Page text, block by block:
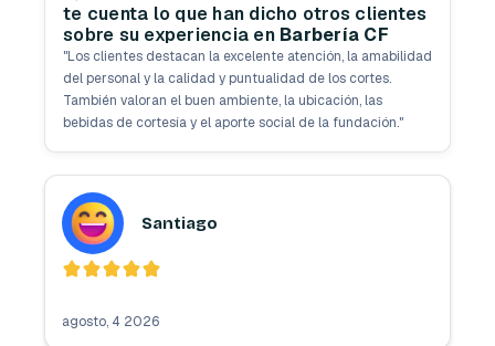
te cuenta lo que han dicho otros clientes
sobre su experiencia en Barbería CF
"Los clientes destacan la excelente atención, la amabilidad
del personal y la calidad y puntualidad de los cortes.
También valoran el buen ambiente, la ubicación, las
bebidas de cortesía y el aporte social de la fundación."
Santiago
agosto, 4 2026